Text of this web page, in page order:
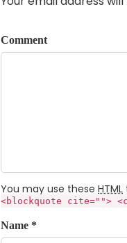
Comment
You may use these HTML
<blockquote cite="">
Name *